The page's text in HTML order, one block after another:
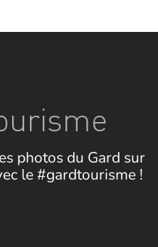
photos du Gard sur
le #gardtourisme !